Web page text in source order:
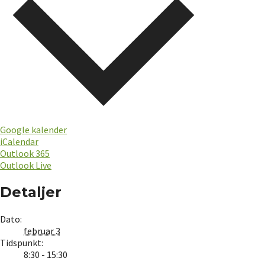
Google kalender
iCalendar
Outlook 365
Outlook Live
Detaljer
Dato:
februar 3
Tidspunkt:
8:30 - 15:30